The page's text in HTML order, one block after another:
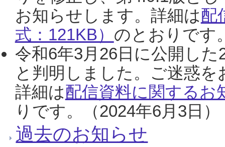
お知らせします。詳細は配
式：121KB） のとおりです
令和6年3月26日に公開し
と判明しました。ご迷惑
詳細は配信資料に関するお
りです。（2024年6月3日）
過去のお知らせ